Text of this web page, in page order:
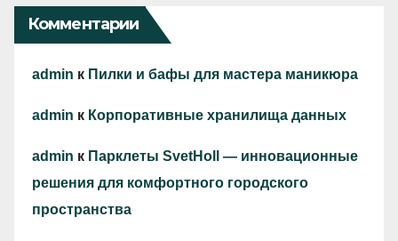
Комментарии
admin к Пилки и бафы для мастера маникюра
admin к Корпоративные хранилища данных
admin к Парклеты SvetHoll — инновационные
решения для комфортного городского
пространства